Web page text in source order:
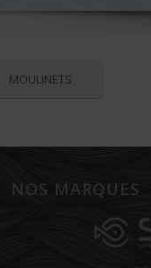
MOULINETS
NOS MARQUES